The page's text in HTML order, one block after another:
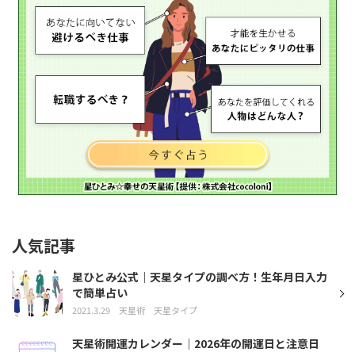
人気記事
星ひとみ公式｜天星タイプの調べ方！生年月日入力
で簡単占い
2021.3.29 天星術 天星タイプ
天星術開運カレンダー｜2026年の開運日と注意日